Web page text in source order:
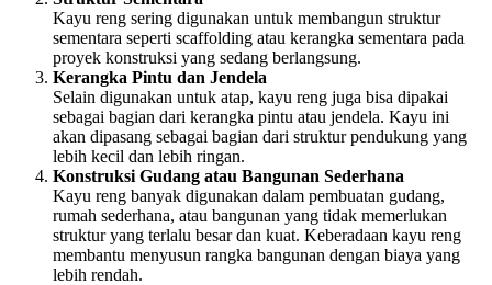
Kayu reng sering digunakan untuk membangun struktur
sementara seperti scaffolding atau kerangka sementara pada
proyek konstruksi yang sedang berlangsung.
Kerangka Pintu dan Jendela
Selain digunakan untuk atap, kayu reng juga bisa dipakai
sebagai bagian dari kerangka pintu atau jendela. Kayu ini
akan dipasang sebagai bagian dari struktur pendukung yang
lebih kecil dan lebih ringan.
Konstruksi Gudang atau Bangunan Sederhana
Kayu reng banyak digunakan dalam pembuatan gudang,
rumah sederhana, atau bangunan yang tidak memerlukan
struktur yang terlalu besar dan kuat. Keberadaan kayu reng
membantu menyusun rangka bangunan dengan biaya yang
lebih rendah.